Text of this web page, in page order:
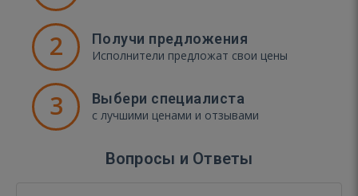
2 Получи предложения
Исполнители предложат свои цены
3 Выбери специалиста
с лучшими ценами и отзывами
Вопросы и Ответы